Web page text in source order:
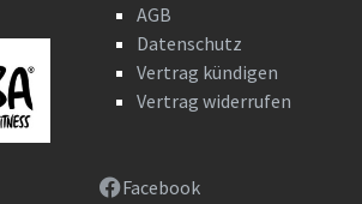
AGB
Datenschutz
Vertrag kündigen
Vertrag widerrufen
Facebook